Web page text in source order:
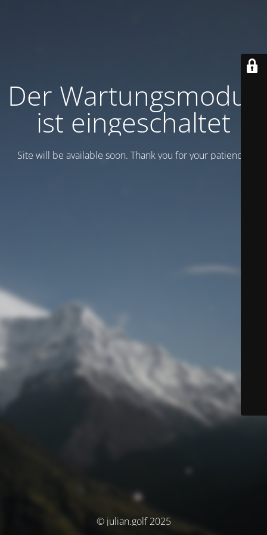
Der Wartungsmodus
ist eingeschaltet
Site will be available soon. Thank you for your patience!
© julian.golf 2025